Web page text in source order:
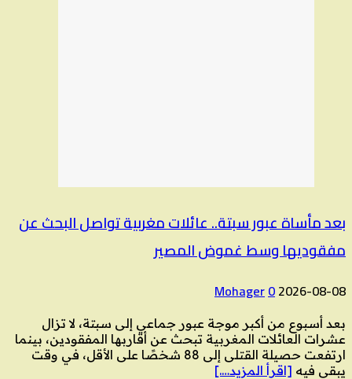
بعد مأساة عبور سبتة.. عائلات مغربية تواصل البحث عن
مفقوديها وسط غموض المصير
2026-08-08
Mohager0
بعد أسبوع من أكبر موجة عبور جماعي إلى سبتة، لا تزال
عشرات العائلات المغربية تبحث عن أقاربها المفقودين، بينما
ارتفعت حصيلة القتلى إلى 88 شخصًا على الأقل، في وقت
يبقى فيه [اقرأ المزيد….]